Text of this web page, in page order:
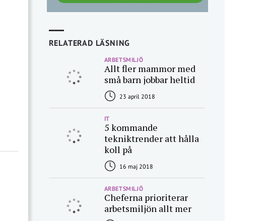
RELATERAD LÄSNING
ARBETSMILJÖ
Allt fler mammor med
små barn jobbar heltid
23 april 2018
IT
5 kommande
tekniktrender att hålla
koll på
16 maj 2018
ARBETSMILJÖ
Cheferna prioriterar
arbetsmiljön allt mer